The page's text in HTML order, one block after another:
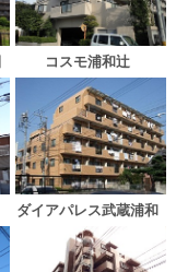
コスモ浦和辻
ダイアパレス武蔵浦和